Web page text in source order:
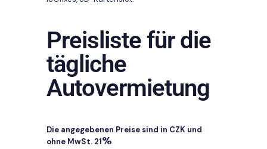
Preisliste für die
tägliche
Autovermietung
Die angegebenen Preise sind in CZK und
ohne MwSt. 21%